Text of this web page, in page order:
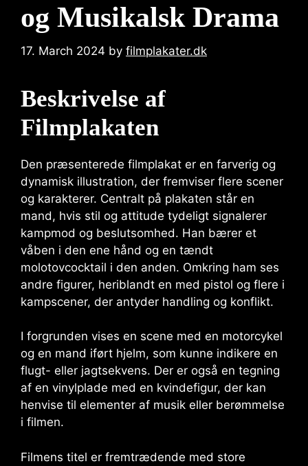
og Musikalsk Drama
17. March 2024 by filmplakater.dk
Beskrivelse af
Filmplakaten
Den præsenterede filmplakat er en farverig og
dynamisk illustration, der fremviser flere scener
og karakterer. Centralt på plakaten står en
mand, hvis stil og attitude tydeligt signalerer
kampmod og beslutsomhed. Han bærer et
våben i den ene hånd og en tændt
molotovcocktail i den anden. Omkring ham ses
andre figurer, heriblandt en med pistol og flere i
kampscener, der antyder handling og konflikt.
I forgrunden vises en scene med en motorcykel
og en mand iført hjelm, som kunne indikere en
flugt- eller jagtsekvens. Der er også en tegning
af en vinylplade med en kvindefigur, der kan
henvise til elementer af musik eller berømmelse
i filmen.
Filmens titel er fremtrædende med store